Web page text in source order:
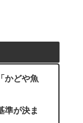
かどや魚
準が決ま